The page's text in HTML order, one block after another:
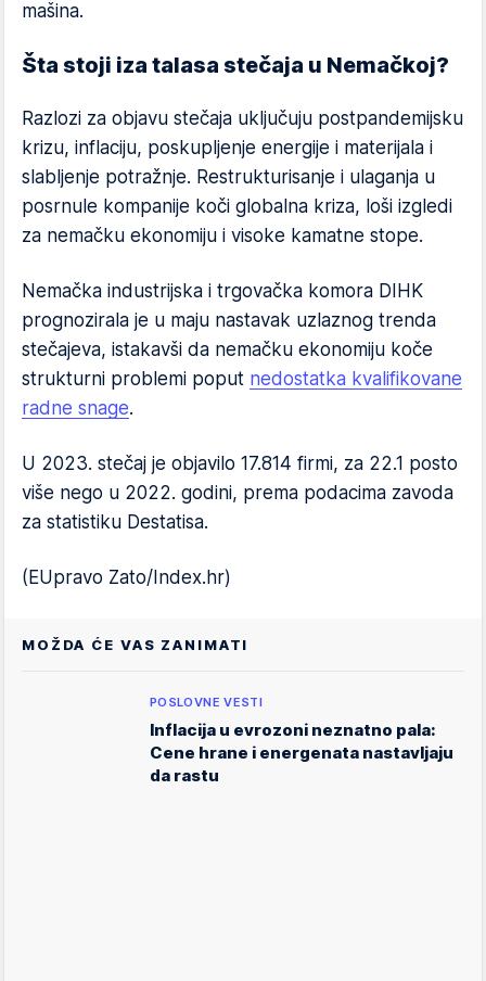
mašina.
Šta stoji iza talasa stečaja u Nemačkoj?
Razlozi za objavu stečaja uključuju postpandemijsku
krizu, inflaciju, poskupljenje energije i materijala i
slabljenje potražnje. Restrukturisanje i ulaganja u
posrnule kompanije koči globalna kriza, loši izgledi
za nemačku ekonomiju i visoke kamatne stope.
Nemačka industrijska i trgovačka komora DIHK
prognozirala je u maju nastavak uzlaznog trenda
stečajeva, istakavši da nemačku ekonomiju koče
strukturni problemi poput nedostatka kvalifikovane
radne snage.
U 2023. stečaj je objavilo 17.814 firmi, za 22.1 posto
više nego u 2022. godini, prema podacima zavoda
za statistiku Destatisa.
(EUpravo Zato/Index.hr)
MOŽDA ĆE VAS ZANIMATI
POSLOVNE VESTI
Inflacija u evrozoni neznatno pala:
Cene hrane i energenata nastavljaju
da rastu